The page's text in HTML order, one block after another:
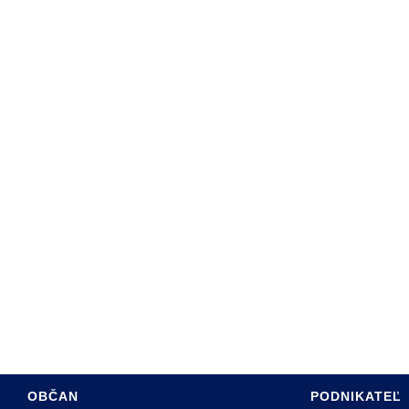
INTERREG PL-SK
OBČAN PODNIKATEĽ